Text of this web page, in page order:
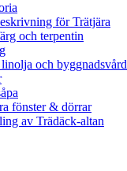
för Trätjära
och terpentin
och byggnadsvård
fönster & dörrar
av Trädäck-altan